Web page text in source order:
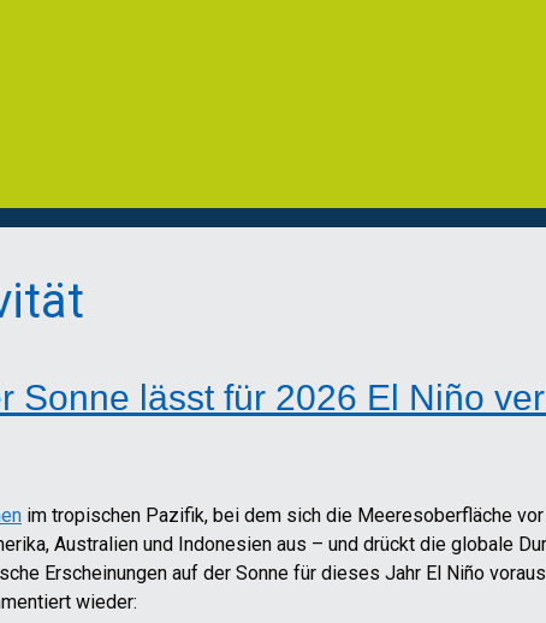
Sonne lässt für 2026 El Niño
im tropischen Pazifik, bei dem sich die Meeresoberfläche
Australien und Indonesien aus – und drückt die globale
Erscheinungen auf der Sonne für dieses Jahr El Niño
wieder: